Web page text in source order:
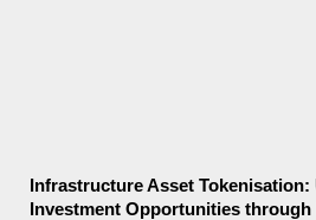
Infrastructure Asset
Investment Opportunities